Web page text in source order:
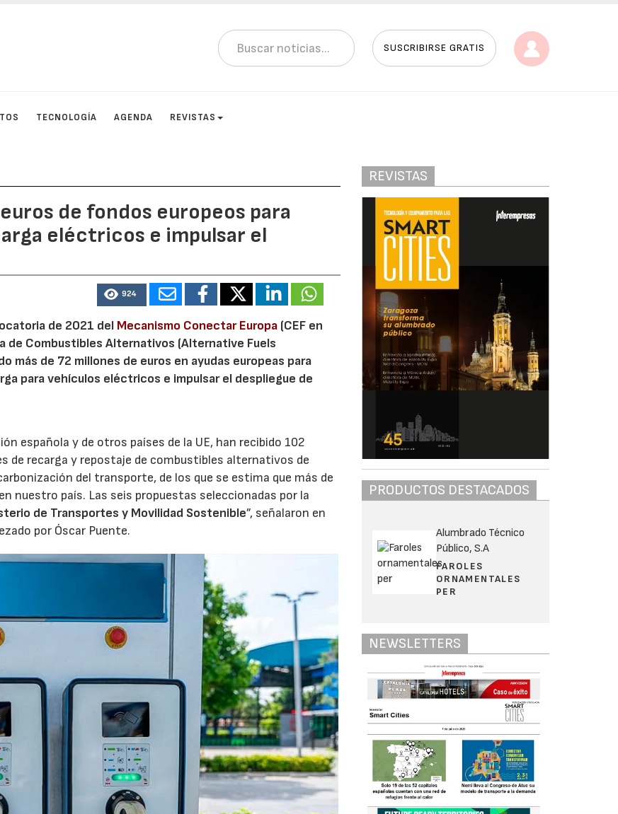
SUSCRIBIRSE GRATIS
TECNOLOGÍA AGENDA REVISTAS
de fondos europeos para
eléctricos e impulsar el
924
de 2021 del Mecanismo Conectar Europa (CEF en
Combustibles Alternativos (Alternative Fuels
más de 72 millones de euros en ayudas europeas para
para vehículos eléctricos e impulsar el despliegue de
española y de otros países de la UE, han recibido 102
de recarga y repostaje de combustibles alternativos de
del transporte, de los que se estima que más de
nuestro país. Las seis propuestas seleccionadas por la
de Transportes y Movilidad Sostenible”, señalaron en
por Óscar Puente.
REVISTAS
PRODUCTOS DESTACADOS
Alumbrado Técnico
Público, S.A
FAROLES
ORNAMENTALES
PER
NEWSLETTERS